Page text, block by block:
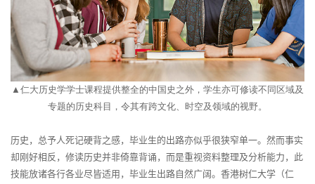
▲ 仁大历史学学士课程提供整全的中国史之外，学生亦可修读不同区域及
专题的历史科目，令其有跨文化、时空及领域的视野。
历史，总予人死记硬背之感，毕业生的出路亦似乎很狭窄单一。然而事实
却刚好相反，修读历史并非倚靠背诵，而是重视资料整理及分析能力，此
技能放诸各行各业尽皆适用，毕业生出路自然广阔。香港树仁大学（仁